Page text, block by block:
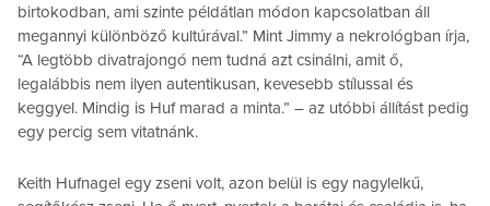
birtokodban, ami szinte példátlan módon kapcsolatban áll
megannyi különböző kultúrával.” Mint Jimmy a nekrológban írja,
“A legtöbb divatrajongó nem tudná azt csinálni, amit ő,
legalábbis nem ilyen autentikusan, kevesebb stílussal és
keggyel. Mindig is Huf marad a minta.” – az utóbbi állítást pedig
egy percig sem vitatnánk.
Keith Hufnagel egy zseni volt, azon belül is egy nagylelkű,